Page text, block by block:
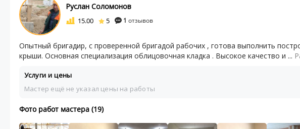
Руслан Соломонов
15.00 5 1 отзывов
Опытный бригадир, с проверенной бригадой рабочих , готова выполнить
крыши. Основная специализация облицовочная кладка . Высокое качество и ...
Услуги и цены
Мастер ещё не указал цены на работы
Фото работ мастера (19)